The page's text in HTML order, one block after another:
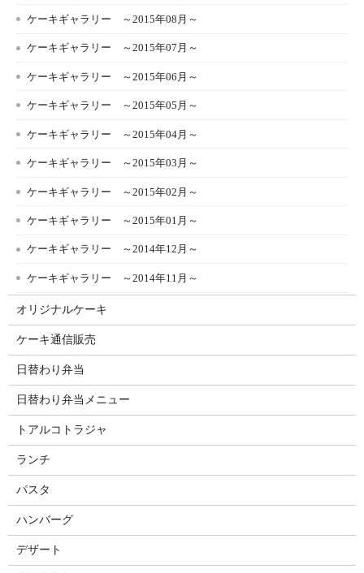
ケーキギャラリー ～2015年08月～
ケーキギャラリー ～2015年07月～
ケーキギャラリー ～2015年06月～
ケーキギャラリー ～2015年05月～
ケーキギャラリー ～2015年04月～
ケーキギャラリー ～2015年03月～
ケーキギャラリー ～2015年02月～
ケーキギャラリー ～2015年01月～
ケーキギャラリー ～2014年12月～
ケーキギャラリー ～2014年11月～
オリジナルケーキ
ケーキ通信販売
日替わり弁当
日替わり弁当メニュー
トアルコトラジャ
ランチ
パスタ
ハンバーグ
デザート